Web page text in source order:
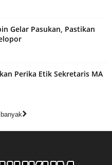
Gelar Pasukan, Pastikan
Perika Etik Sekretaris MA